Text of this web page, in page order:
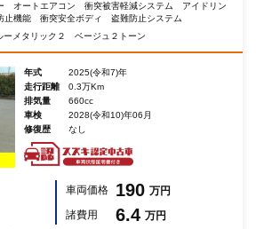
オートエアコン 衝突被害軽減システム アイドリン
止機能 衝突安全ボディ 盗難防止システム
ーメタリック２ ベージュ２トーン
年式
2025(令和7)年
走行距離
0.3万Km
排気量
660cc
車検
2028(令和10)年06月
修復歴
なし
車両価格 190 万円
諸費用
6.4 万円